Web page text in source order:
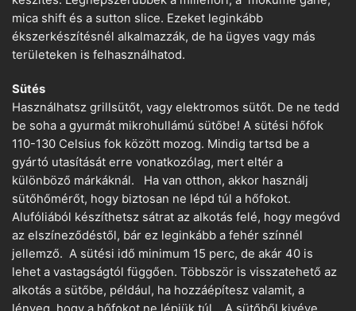
mica shift és a sutton slice. Ezeket leginkább
ékszerkészítésnél alkalmazzák, de ha ügyes vagy más
területeken is felhasználhatod.
Sütés
Használhatsz grillsütőt, vagy elektromos sütőt. De ne tedd
be soha a gyurmát mikrohullámú sütőbe! A sütési hőfok
110-130 Celsius fok között mozog. Mindig tartsd be a
gyártó utasítását erre vonatkozólag, mert eltér a
különböző márkáknál. Ha van otthon, akkor használj
sütőhőmérőt, hogy biztosan ne lépd túl a hőfokot.
Alufóliából készíthetsz sátrat az alkotás felé, hogy megóvd
az elszíneződéstől, bár ez leginkább a fehér színnél
jellemző. A sütési idő minimum 15 perc, de akár 40 is
lehet a vastagságtól függően. Többször is visszatehető az
alkotás a sütőbe, például, ha hozzáépítesz valamit, a